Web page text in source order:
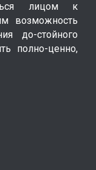
лицом к
возможность
до-стойного
полно-ценно,